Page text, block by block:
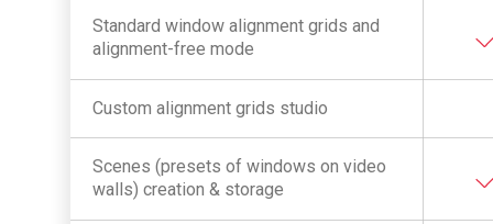
Standard window alignment grids and
alignment-free mode
Custom alignment grids studio
Scenes (presets of windows on video
walls) creation & storage